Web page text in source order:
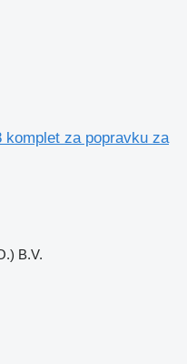
komplet za popravku za
B.V.